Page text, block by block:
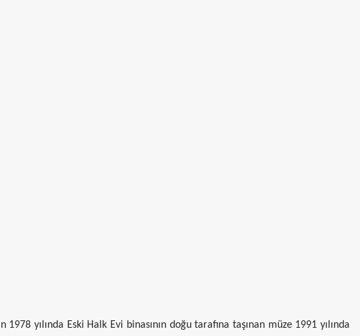
yılında Eski Halk Evi binasının doğu tarafına taşınan müze 1991 yılında